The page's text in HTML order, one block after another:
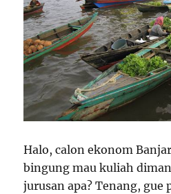
Halo, calon ekonom
bingung mau kuliah
jurusan apa? Tenang, gue